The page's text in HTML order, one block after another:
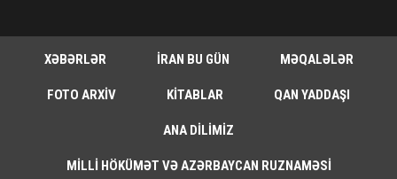
XƏBƏRLƏR İRAN BU GÜN MƏQALƏLƏR
FOTO ARXIV KITABLAR QAN YADDAŞI
ANA DILIMIZ
MILLI HÖKÜMƏT VƏ AZƏRBAYCAN RUZNAMƏSI